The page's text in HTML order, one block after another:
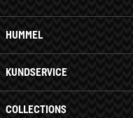
HUMMEL
KUNDSERVICE
COLLECTIONS